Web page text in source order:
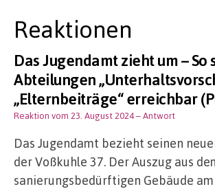
Reaktionen
Das Jugendamt zieht um – So
Abteilungen
„Elternbeiträge“ erreichbar
Reaktion vom 23. August 2024– Antwort
Das Jugendamt bezieht seinen
der Voßkuhle 37. Der Auszug aus
sanierungsbedürftigen Gebäude